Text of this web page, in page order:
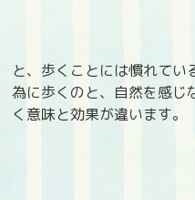
と、歩くことには慣れてい
為に歩くのと、自然を感じ
く意味と効果が違います。